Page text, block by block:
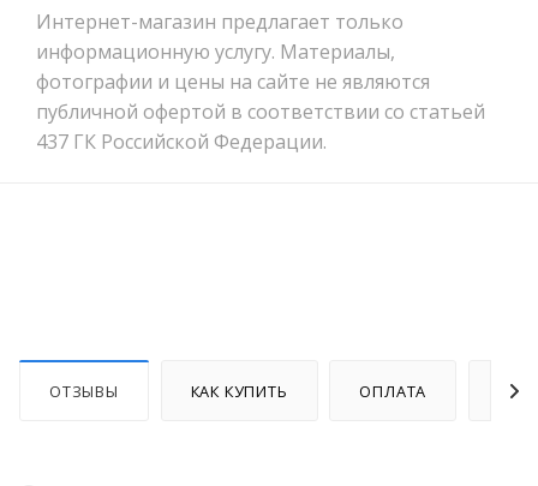
Интернет-магазин предлагает только
информационную услугу. Материалы,
фотографии и цены на сайте не являются
публичной офертой в соответствии со статьей
437 ГК Российской Федерации.
ОТЗЫВЫ КАК КУПИТЬ ОПЛАТА